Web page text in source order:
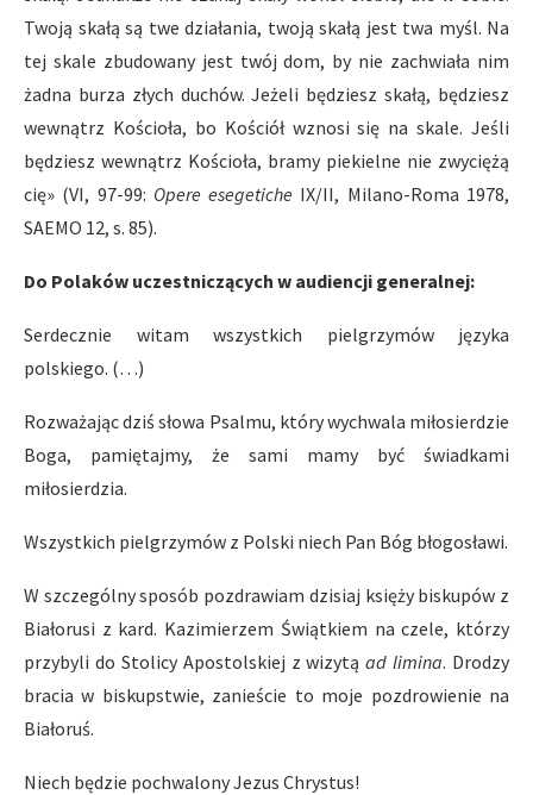
Twoją skałą są twe działania, twoją skałą jest twa myśl. Na
tej skale zbudowany jest twój dom, by nie zachwiała nim
żadna burza złych duchów. Jeżeli będziesz skałą, będziesz
wewnątrz Kościoła, bo Kościół wznosi się na skale. Jeśli
będziesz wewnątrz Kościoła, bramy piekielne nie zwyciężą
cię» (VI, 97-99: Opere esegetiche IX/II, Milano-Roma 1978,
SAEMO 12, s. 85).
Do Polaków uczestniczących w audiencji generalnej:
Serdecznie witam wszystkich pielgrzymów języka
polskiego. (…)
Rozważając dziś słowa Psalmu, który wychwala miłosierdzie
Boga, pamiętajmy, że sami mamy być świadkami
miłosierdzia.
Wszystkich pielgrzymów z Polski niech Pan Bóg błogosławi.
W szczególny sposób pozdrawiam dzisiaj księży biskupów z
Białorusi z kard. Kazimierzem Świątkiem na czele, którzy
przybyli do Stolicy Apostolskiej z wizytąad limina. Drodzy
bracia w biskupstwie, zanieście to moje pozdrowienie na
Białoruś.
Niech będzie pochwalony Jezus Chrystus!